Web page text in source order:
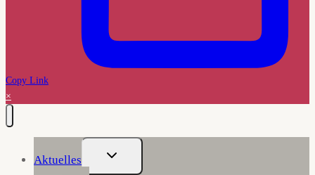
Copy Link
×
Aktuelles
Untermenü
Umschalten